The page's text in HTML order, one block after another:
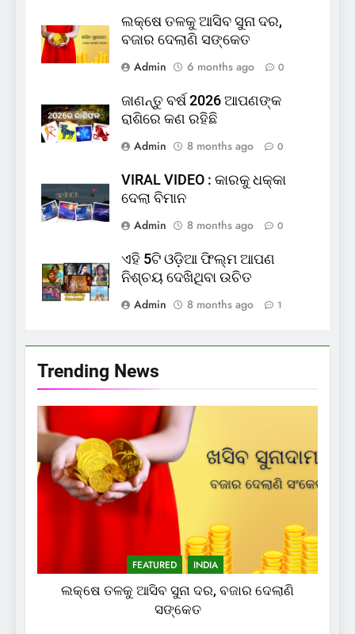
ଲକ୍ଷେ ତଳକୁ ଆସିବ ସୁନା ଦର,
ବଜାର ଦେଲାଣି ସଙ୍କେତ
Admin
6 months ago 0
ଜାଣନ୍ତୁ ବର୍ଷ 2026 ଆପଣଙ୍କ
ରାଶିରେ କଣ ରହିଛି
Admin
8 months ago 0
VIRAL VIDEO : କାରକୁ ଧକ୍କା
ଦେଲା ବିମାନ
Admin
8 months ago 0
ଏହି 5ଟି ଓଡ଼ିଆ ଫିଲ୍ମ ଆପଣ
ନିଶ୍ଚୟ ଦେଖିଥିବା ଉଚିତ
Admin
8 months ago 1
Trending News
FEATURED INDIA
ଲକ୍ଷେ ତଳକୁ ଆସିବ ସୁନା ଦର, ବଜାର ଦେଲାଣି
ସଙ୍କେତ